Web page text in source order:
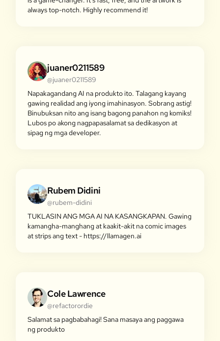
always top-notch. Highly recommend it!
juaner0211589
@juaner0211589
Napakagandang AI na produkto ito. Talagang kayang
gawing realidad ang iyong imahinasyon. Sobrang astig!
Binubuksan nito ang isang bagong panahon ng komiks!
Lubos po akong nagpapasalamat sa dedikasyon at
sipag ng mga developer.
Rubem Didini
@rubem-didini
TUKLASIN ANG MGA AI NA KASANGKAPAN. Gawing
kamangha-manghang at kaakit-akit na comic images
at strips ang text - https://llamagen.ai
Cole Lawrence
@refactorordie
Salamat sa pagbabahagi! Sana masaya ang paggawa
ng produkto